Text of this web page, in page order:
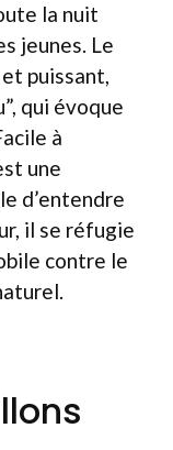
la nuit
jeunes. Le
puissant,
qui évoque
à
une
d’entendre
il se réfugie
contre le